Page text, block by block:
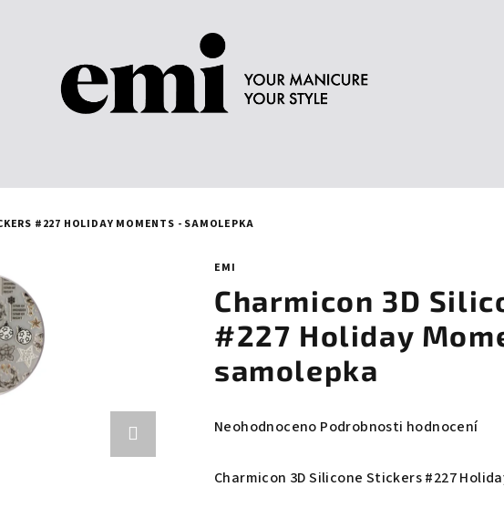
#227 HOLIDAY MOMENTS - SAMOLEPKA
EMI
Charmicon 3D
#227 Holiday
samolepka
Průměrné
produktu
Neohodnoceno Podrobnosti hodnocení
Charmicon 3D Silicone Stickers #227